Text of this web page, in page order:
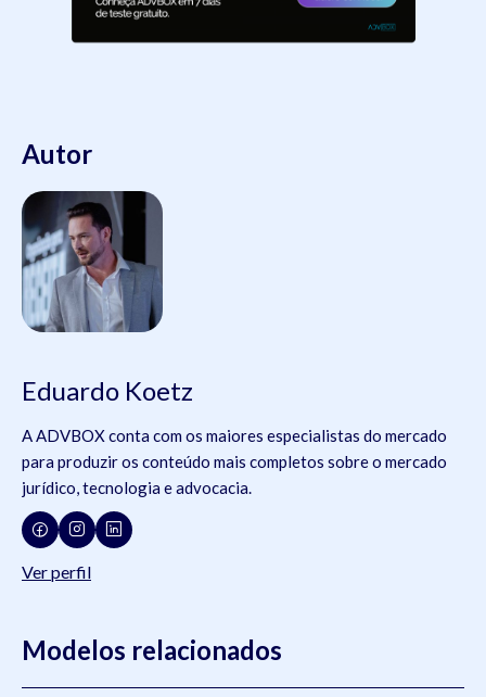
Autor
Eduardo Koetz
A ADVBOX conta com os maiores especialistas do mercado
para produzir os conteúdo mais completos sobre o mercado
jurídico, tecnologia e advocacia.
Ver perfil
Modelos relacionados